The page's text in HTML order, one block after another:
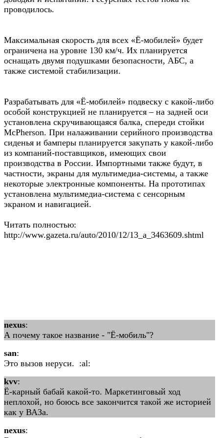
проводилось.
Максимальная скорость для всех «Ё-мобилей» будет
ограничена на уровне 130 км/ч. Их планируется
оснащать двумя подушками безопасности, АБС, а
также системой стабилизации.
Разрабатывать для «Ё-мобилей» подвеску с какой-либо
особой конструкцией не планируется – на задней оси
установлена скручивающаяся балка, спереди стойки
McPherson. При налаживании серийного производства
сиденья и бамперы планируется закупать у какой-либо
из компаний-поставщиков, имеющих свои
производства в России. Импортными также будут, в
частности, экраны для мультимедиа-системы, а также
некоторые электронные компоненты. На прототипах
установлена мультимедиа-система с сенсорным
экраном и навигацией.
Читать полностью:
http://www.gazeta.ru/auto/2010/12/13_a_3463609.shtml
nexus:
А почему такое название - "Ё-мобиль"?
san:
Это вызов неруси. :al:
kvv:
Ё-карный бабай какой-то. Маркетинговый ход
неплохой, но боюсь все закончится такой же историей
как у ВАЗа.
nexus: